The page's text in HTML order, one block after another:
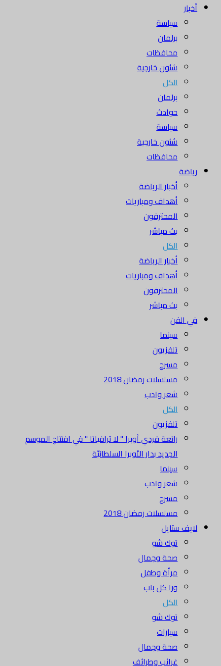
أخبار
سياسة
برلمان
محافظات
شئون خارجية
الكل
برلمان
حوادث
سياسة
شئون خارجية
محافظات
رياضة
أخبار الرياضة
أهداف ومباريات
المحترفون
بث مباشر
الكل
أخبار الرياضة
أهداف ومباريات
المحترفون
بث مباشر
في الفن
سينما
تلفزيون
مسرح
مسلسلات رمضان 2018
شعر وادب
الكل
تلفزيون
رائعة فردي أوبرا " لا ترافياتا " في افتتاح الموسم
الجديد بدار الأوبرا السلطانيّة
سينما
شعر وادب
مسرح
مسلسلات رمضان 2018
لايف ستايل
توك شو
صحة وجمال
مرأة وطفل
ورا كل باب
الكل
توك شو
سيارات
صحة وجمال
غرائب وطرائف